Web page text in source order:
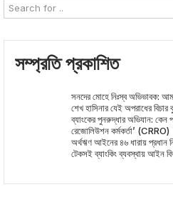
সম্প্রতি প্রকাশিত
সনদের মোহে নিঃস্ব অভিভাবক:
শেখ হাসিনার যেই অপরাধের
ব্যাংকের পুনরুদ্ধার অভিযান:
রেজোলিউশন কর্মকর্তা’ (CRRO)
অর্থঋণ আইনের ৪৬ ধারায় প্রধান
টেকসই ব্যাংকিং ব্যবস্থায় আইন